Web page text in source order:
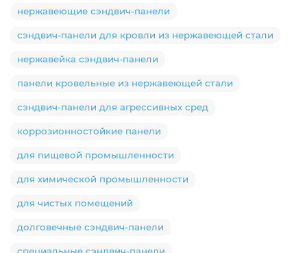
нержавеющие сэндвич-панели
сэндвич-панели для кровли из нержавеющей стали
нержавейка сэндвич-панели
панели кровельные из нержавеющей стали
сэндвич-панели для агрессивных сред
коррозионностойкие панели
для пищевой промышленности
для химической промышленности
для чистых помещений
долговечные сэндвич-панели
специальные сэндвич-панели